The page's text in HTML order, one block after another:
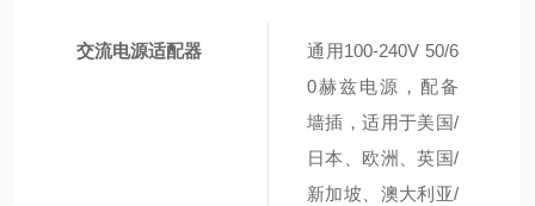
交流电源适配器
通用100-240V 50/6
0赫兹电源，配备
墙插，适用于美国/
日本、欧洲、英国/
新加坡、澳大利亚/